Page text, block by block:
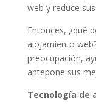
web y reduce
Entonces, ¿qué
alojamiento
preocupación,
antepone sus
Tecnología de